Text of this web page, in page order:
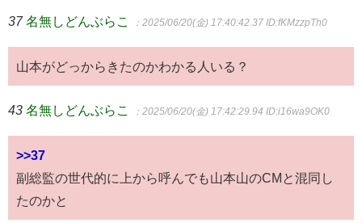
37 名無しどんぶらこ ：2025/06/20(金) 17:40:42.37 ID:fKMzzpTh0
山本がどっからきたのかわかる人いる？
43 名無しどんぶらこ ：2025/06/20(金) 17:42:29.94 ID:i16wa9OK0
>>37
副総監の世代的に上から呼んでも山本山のCMと混同し
たのかと